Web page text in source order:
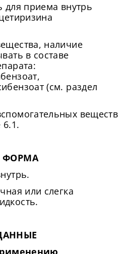
приема внутрь
наличие
в составе
(см. раздел
веществ
6.1.
ФОРМА
или слегка